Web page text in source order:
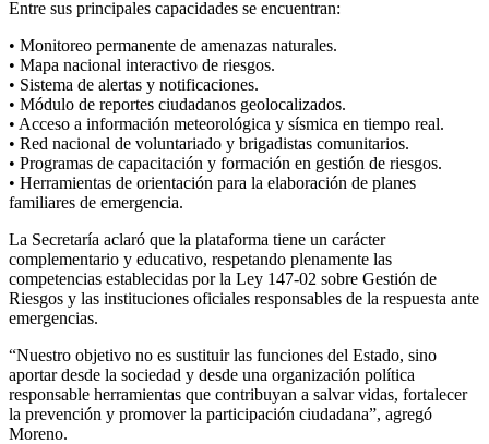
Entre sus principales capacidades se encuentran:
• Monitoreo permanente de amenazas naturales.
• Mapa nacional interactivo de riesgos.
• Sistema de alertas y notificaciones.
• Módulo de reportes ciudadanos geolocalizados.
• Acceso a información meteorológica y sísmica en tiempo real.
• Red nacional de voluntariado y brigadistas comunitarios.
• Programas de capacitación y formación en gestión de riesgos.
• Herramientas de orientación para la elaboración de planes
familiares de emergencia.
La Secretaría aclaró que la plataforma tiene un carácter
complementario y educativo, respetando plenamente las
competencias establecidas por la Ley 147-02 sobre Gestión de
Riesgos y las instituciones oficiales responsables de la respuesta ante
emergencias.
“Nuestro objetivo no es sustituir las funciones del Estado, sino
aportar desde la sociedad y desde una organización política
responsable herramientas que contribuyan a salvar vidas, fortalecer
la prevención y promover la participación ciudadana”, agregó
Moreno.